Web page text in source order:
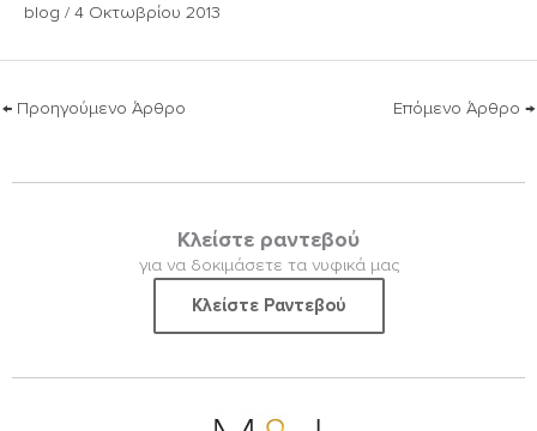
blog / 4 Οκτωβρίου 2013
← Προηγούμενο Άρθρο Επόμενο Άρθρο →
Κλείστε ραντεβού
για να δοκιμάσετε τα νυφικά μας
Κλείστε Ραντεβού